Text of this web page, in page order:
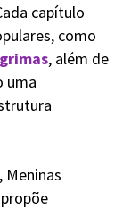
capítulo
como
, além de
uma